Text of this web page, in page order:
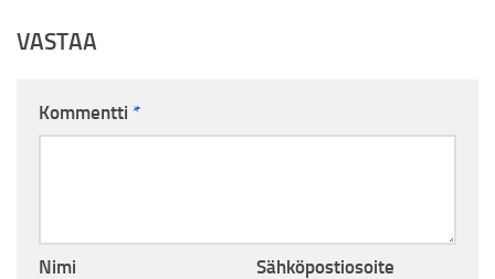
VASTAA
Kommentti *
Nimi Sähköpostiosoite